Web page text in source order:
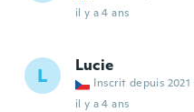
il y a 4 ans
L Lucie
Inscrit depuis 2021
il y a 4 ans